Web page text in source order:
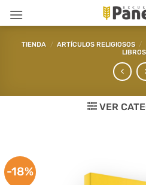
TIENDA / ARTÍCULOS RELIGIOSOS /
LIBROS
VER
-18%